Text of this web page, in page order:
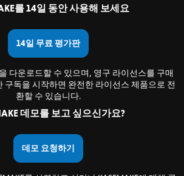
를 14일 동안 사용해 보세요
14일 무료 평가판
다운로드할 수 있으며, 영구 라이선스를 구매
구독을 시작하면 완전한 라이선스 제품으로 전
환할 수 있습니다.
데모를 보고 싶으신가요?
데모 요청하기